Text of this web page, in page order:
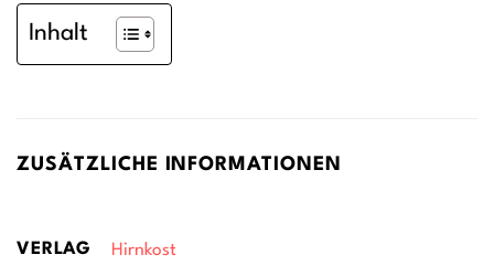
Inhalt
ZUSÄTZLICHE INFORMATIONEN
VERLAG Hirnkost